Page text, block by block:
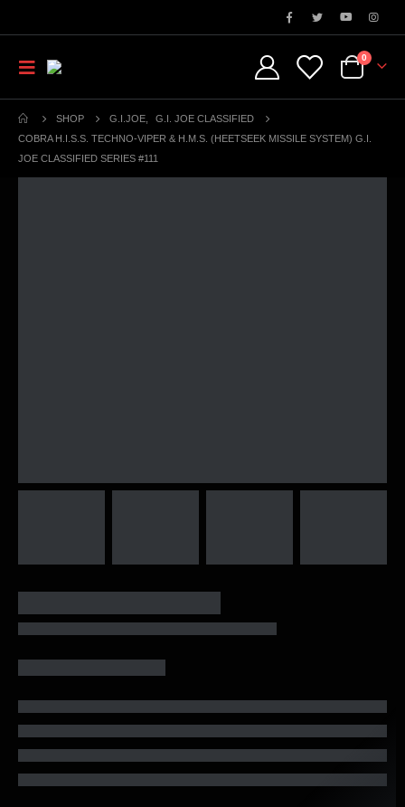
0
SHOP G.I.JOE
G.I. JOE CLASSIFIED
COBRA H.I.S.S. TECHNO-VIPER & H.M.S. (HEETSEEK MISSILE SYSTEM) G.I.
JOE CLASSIFIED SERIES #111